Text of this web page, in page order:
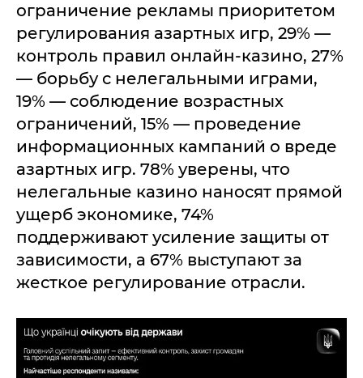
ограничение рекламы приоритетом
регулирования азартных игр, 29% —
контроль правил онлайн-казино, 27%
— борьбу с нелегальными играми,
19% — соблюдение возрастных
ограничений, 15% — проведение
информационных кампаний о вреде
азартных игр. 78% уверены, что
нелегальные казино наносят прямой
ущерб экономике, 74%
поддерживают усиление защиты от
зависимости, а 67% выступают за
жесткое регулирование отрасли.